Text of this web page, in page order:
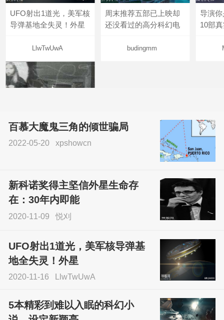
UFO射出1道光，美军核
导弹基地全失灵！外星
LlwTwUwA
周末推荐五部已上映却
还没看过的高分科幻电
budingmm
导演
10部
sskfn
百慕大魔鬼三角的倾世骗局
2022-05-20 xpshowcn
新科诺奖得主坚信外星生命存
在：30年内即能
2020-11-09 悦刈
UFO射出1道光，美军核导弹基
地全失灵！外星
2020-11-16 LlwTwUwA
5本精彩到难以入眠的科幻小